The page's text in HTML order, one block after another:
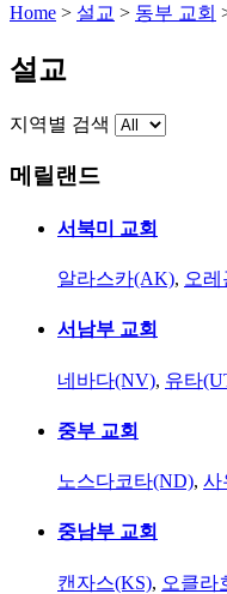
Home > 설교 > 동부 교회
설교
지역별 검색
메릴랜드
서북미 교회
알라스카(AK), 오레
서남부 교회
네바다(NV), 유타
중부 교회
노스다코타(ND), 사
중남부 교회
캔자스(KS), 오클라